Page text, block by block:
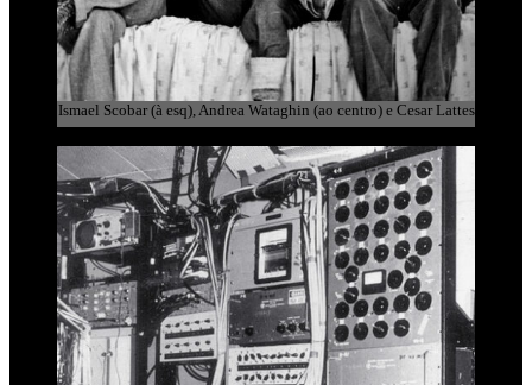
Ismael Scobar (à esq), Andrea Wataghin (ao centro) e Cesar Lattes